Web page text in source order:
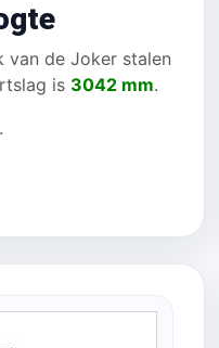
van de Joker stalen
is 3042 mm.